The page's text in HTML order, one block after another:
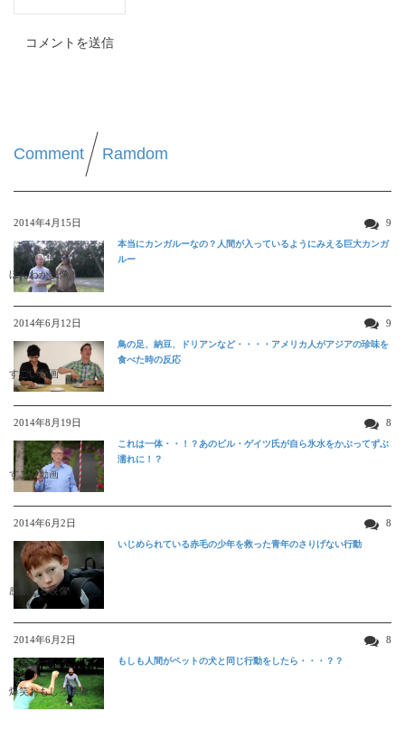
Comment Ramdom
2014年4月15日 9
ほんわか映像
本当にカンガルーなの？人間が入っているようにみえる巨大カンガ
ルー
2014年6月12日 9
すごい動画
鳥の足、納豆、ドリアンなど・・・・アメリカ人がアジアの珍味を
食べた時の反応
2014年8月19日 8
すごい動画
これは一体・・！？あのビル・ゲイツ氏が自ら氷水をかぶってずぶ
濡れに！？
2014年6月2日 8
感動する映像
いじめられている赤毛の少年を救った青年のさりげない行動
2014年6月2日 8
爆笑おもしろ映像
もしも人間がペットの犬と同じ行動をしたら・・・？？